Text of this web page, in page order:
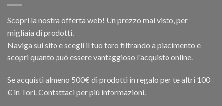
Scopri la nostra offerta web! Un prezzo mai visto, per
migliaia di prodotti.
Naviga sul sito e scegli il tuo toro filtrando a piacimento e
scopri quanto può essere vantaggioso l'acquisto online.
Se acquisti almeno 500€ di prodotti in regalo per te altri 100
€ in Tori. Contattaci per più informazioni.